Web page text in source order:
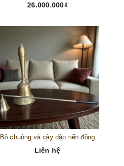
26.000.000₫
Bộ chuông và cây dập nến đồng
Liên hệ